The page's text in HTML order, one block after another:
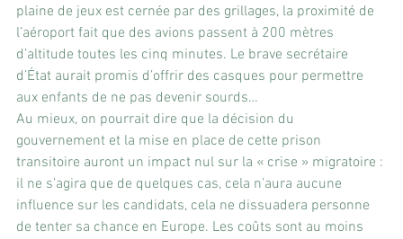
plaine de jeux est cernée par des grillages, la proximité de
l’aéroport fait que des avions passent à 200 mètres
d’altitude toutes les cinq minutes. Le brave secrétaire
d’État aurait promis d’offrir des casques pour permettre
aux enfants de ne pas devenir sourds…
Au mieux, on pourrait dire que la décision du
gouvernement et la mise en place de cette prison
transitoire auront un impact nul sur la « crise » migratoire :
il ne s’agira que de quelques cas, cela n’aura aucune
influence sur les candidats, cela ne dissuadera personne
de tenter sa chance en Europe. Les coûts sont au moins